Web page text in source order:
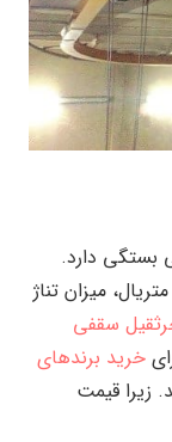
بستگی دارد.
میزان تناژ
سقفی
خرید برند‌های
زیرا قیمت